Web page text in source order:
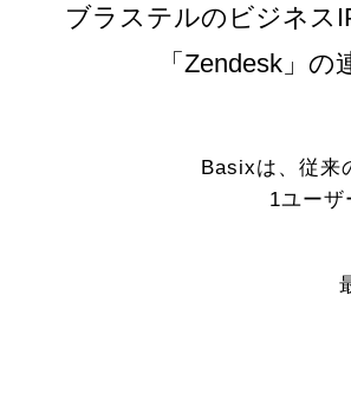
ブラステルのビジネス
「Zendesk」
Basixは、従来
1ユー